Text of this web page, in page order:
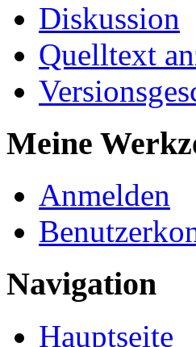
Diskussion
Quelltext
Meine
Anmelden
Navigation
Hauptseite